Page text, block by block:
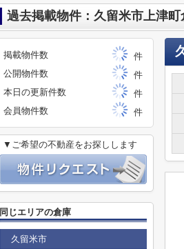
過去掲載物件：久留米市上津
掲載物件数
件
公開物件数
件
本日の更新件数
件
会員物件数
件
▼ご希望の不動産をお探しします
同じエリアの倉庫
久留米市